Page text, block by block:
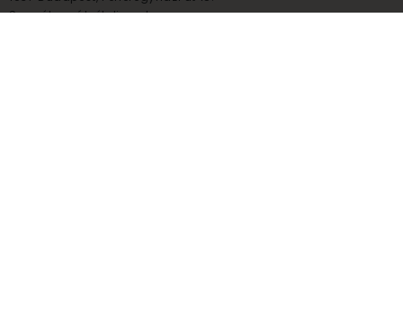
Személyes átvételi pont